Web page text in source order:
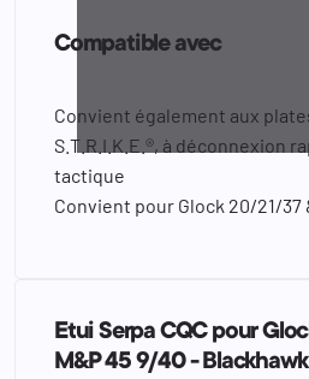
Compatible avec
Convient également aux
S.T.R.I.K.E.®, à déconnexion
tactique
Convient pour Glock 20/21/37
Etui Serpa CQC pour
M&P 45 9/40 -